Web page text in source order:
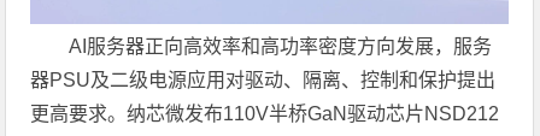
AI服务器正向高效率和高功率密度方向发展，服务
器PSU及二级电源应用对驱动、隔离、控制和保护提出
更高要求。纳芯微发布110V半桥GaN驱动芯片NSD212